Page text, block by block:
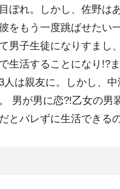
ぼれ。しかし、佐野は
もう一度跳ばせたい
男子生徒になりすまし
生活することになり!?
は親友に。しかし、
男が男に恋?!乙女の男
バレずに生活できる